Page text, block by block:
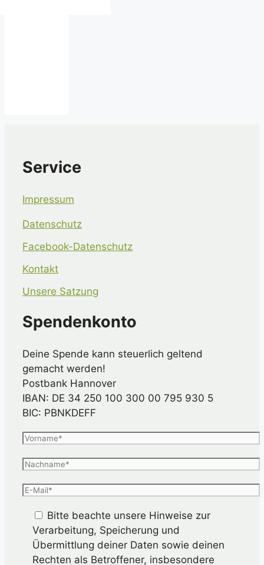
Service
Impressum
Datenschutz
Facebook-Datenschutz
Kontakt
Unsere Satzung
Spendenkonto
Deine Spende kann steuerlich geltend
gemacht werden!
Postbank Hannover
IBAN: DE 34 250 100 300 00 795 930 5
BIC: PBNKDEFF
Bitte beachte unsere Hinweise zur
Verarbeitung, Speicherung und
Übermittlung deiner Daten sowie deinen
Rechten als Betroffener, insbesondere